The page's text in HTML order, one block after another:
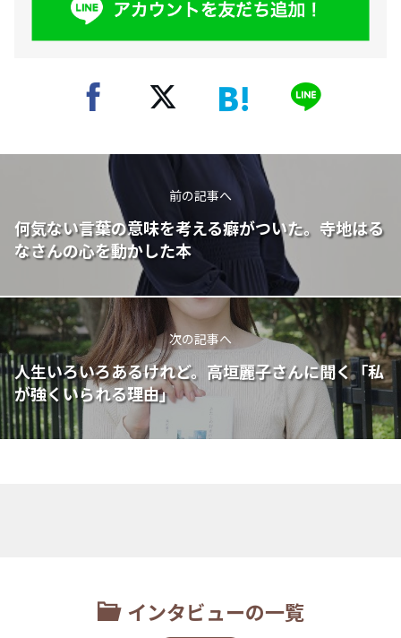
前の記事へ
何気ない言葉の意味を考える癖がついた。寺地はる
なさんの心を動かした本
次の記事へ
人生いろいろあるけれど。高垣麗子さんに聞く「私
が強くいられる理由」
インタビューの一覧